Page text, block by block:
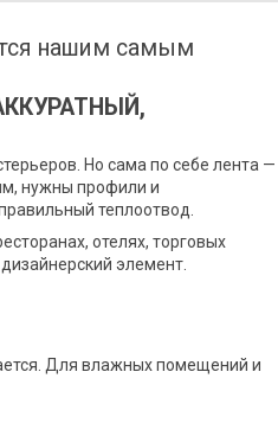
нашим самым
Но сама по себе лента —
нужны профили и
теплоотвод.
отелях, торговых
элемент.
Для влажных помещений и